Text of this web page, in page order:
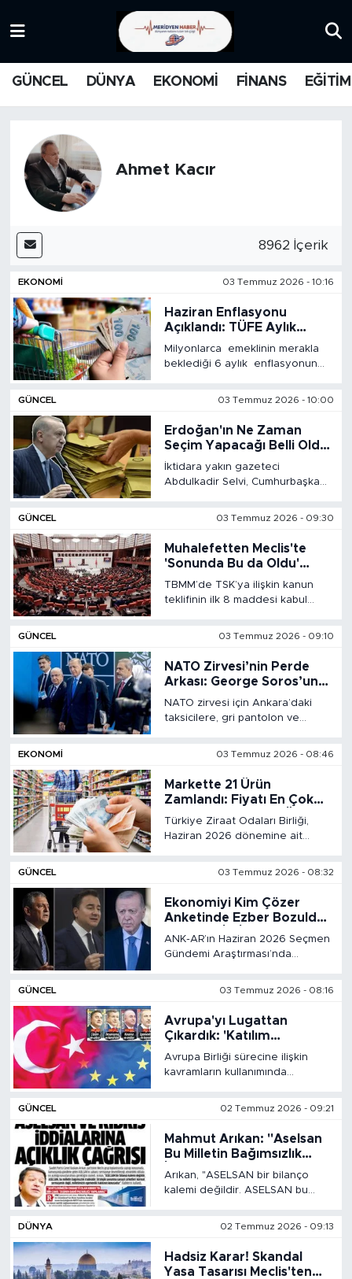
GÜNCEL DÜNYA EKONOMİ FİNANS EĞİTİM
Ahmet Kacır
8962 İçerik
EKONOMİ 03 Temmuz 2026 - 10:16
Haziran Enflasyonu
Açıklandı: TÜFE Aylık
Yüzde 0,99, Yıllık Yüzde
32,11 Arttı, ENSAG: Tüfe
1.94 Yıllık Yüzde 51.49
Milyonlarca emeklinin merakla
beklediği 6 aylık enflasyonun
bir önceki yılın aynı ayına göre
yüzde 32.11 olarak duyurdu.
GÜNCEL 03 Temmuz 2026 - 10:00
Erdoğan'ın Ne Zaman
Seçim Yapacağı Belli Oldu:
Sadece 37 Vekil Kaldı
İktidara yakın gazeteci
Abdulkadir Selvi, Cumhurbaşkanı
GÜNCEL 03 Temmuz 2026 - 09:30
Muhalefetten Meclis'te
'Sonunda Bu da Oldu'
Tepkisi: "AK Parti
Mahkeme Kararına
TBMM’de TSK’ya ilişkin kanun
teklifinin ilk 8 maddesi kabul
yönelik göreve iade kararlarının
kesinleşmeden uygulanmaması
GÜNCEL 03 Temmuz 2026 - 09:10
NATO Zirvesi’nin Perde
Arkası: George Soros’un
Skandal Benzetmesi!
Panel Kapatmaları Ne
Manaya Geliyor?
NATO zirvesi için Ankara’daki
taksicilere, gri pantolon ve
zirve kapsamında temizlenecek
araçlarda misafirlere Türk
lokumu, kolonya ve soğuk su...
EKONOMİ 03 Temmuz 2026 - 08:46
Markette 21 Ürün
Zamlandı: Fiyatı En Çok
Yükselen ve Düşen Ürünler
Hangileri Oldu?
Türkiye Ziraat Odaları Birliği,
Haziran 2026 dönemine ait
GÜNCEL 03 Temmuz 2026 - 08:32
Ekonomiyi Kim Çözer
Anketinde Ezber Bozuldu:
Erdoğan İlk İkiye Giremedi
ANK-AR’ın Haziran 2026 Seçmen
Gündemi Araştırması’nda
sorusu yöneltildi.
GÜNCEL 03 Temmuz 2026 - 08:16
Avrupa'yı Lugattan
Çıkardık: 'Katılım
Müzakereleri' 2007'de,
'İlerleme Raporu' 2015'te
Avrupa Birliği sürecine ilişkin
kavramların kullanımında
sonrasındaki açıklamalarda hiç
yer almadı.
GÜNCEL 02 Temmuz 2026 - 09:21
Mahmut Arıkan: "Aselsan
Bu Milletin Bağımsızlık
İradesidir! Kıbrıs'ta Bir
Çakıl Taşı Bile Pazarlık
Konusu Olamaz!"
Arıkan, "ASELSAN bir bilanço
kalemi değildir. ASELSAN bu
değil, milletimizin egemenlik
hakkının konusudur"
DÜNYA 02 Temmuz 2026 - 09:13
Hadsiz Karar! Skandal
Yasa Tasarısı Meclis'ten
MANŞET
MEDYA
DÜNYA
GÜNCEL
KARİKATÜR
BİLİM-TEKNOLOJİ
RÖPÖRTAJ
ANALİZ
NOSTALJİ
KULİS
YAZARLAR
POLİTİKA
EKONOMİ
KÜLTÜR SANAT
YAŞAM
TARİH
KADIN
SİYASET
MEDYA KÖŞESİ
FOTO GALERİ
VİDEOLAR
ALINTI YAZARLAR
SOSYAL MEDYA
İstanbul Namaz Vakitleri
Trafik Durumu
Tüm Manşetler
Son Dakika Haberleri
Haber Arşivi